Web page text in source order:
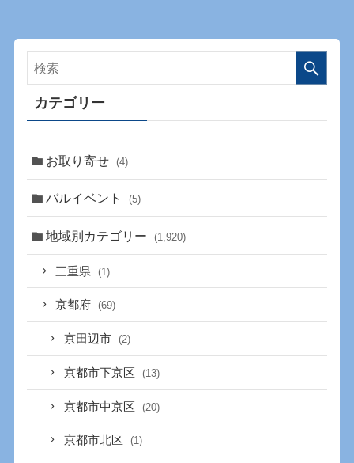
カテゴリー
お取り寄せ (4)
バルイベント (5)
地域別カテゴリー (1,920)
三重県 (1)
京都府 (69)
京田辺市 (2)
京都市下京区 (13)
京都市中京区 (20)
京都市北区 (1)